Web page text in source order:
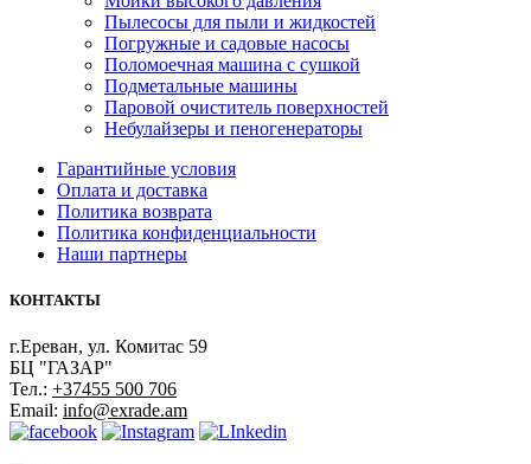
Пылесосы для пыли и жидкостей
Погружные и садовые насосы
Поломоечная машина с сушкой
Подметальные машины
Паровой очиститель поверхностей
Небулайзеры и пеногенераторы
Гарантийные условия
Оплата и доставка
Политика возврата
Политика конфиденциальности
Наши партнеры
КОНТАКТЫ
г.Ереван, ул. Комитас 59
БЦ "ГАЗАР"
Тел.: +37455 500 706
Email: info@exrade.am